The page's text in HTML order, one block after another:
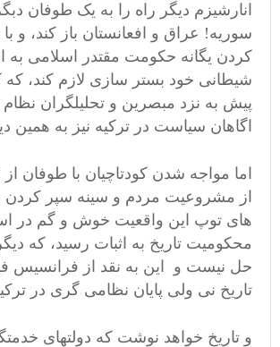
انارشیزم دیگر راه را به یک طوفان
سوریه! عراق و افعانستان باز کند، و
کردن یگانه حکومت مقتدر اسلامی به
شیطانی خود بستر سازی لازم کند، که
پیش به نزد مبصرین و تحلیلگران نظام
اگاهان سیاست در ترکیه نیز به همین
اما مواجه شدن کودتاچیان با طوفان
از مشروعیت مردم و سینه سپر کردن
های توپ این واقعیت خوش و گم در
محکومیت تاریخ به اثبات رسید، که
حل نیست و این به نقد از فرانسیس
تاریخ نی ولی پایان نظامی گری در
و تاریخ خواهد نوشت که دولتهای